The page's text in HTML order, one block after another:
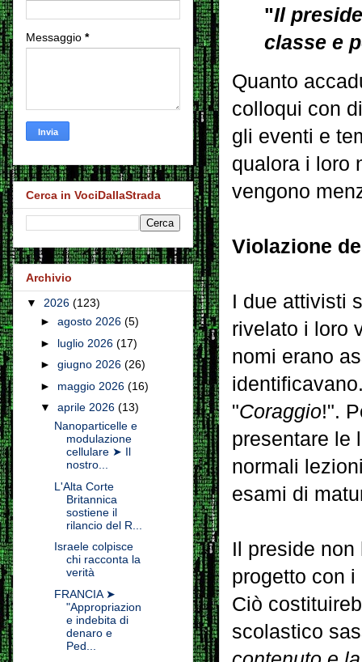
"Il
classe e
Quanto
colloqui con
gli eventi e
qualora i loro
vengono
Violazione
I due attivisti
rivelato i loro
nomi erano
"Coraggio!".
presentare le
normali
esami di
Il preside
progetto con
Ciò
scolastico
Messaggio *
Cerca in VociDallaStrada
Archivio
▼ 2026 (123)
► agosto 2026 (5)
► luglio 2026 (17)
► giugno 2026 (26)
► maggio 2026 (16)
▼ aprile 2026 (13)
Nanoparticelle e
modulazione
cellulare ➤ Il
nostro...
L'Alta Corte
Britannica
sostiene il
rilancio del R...
Israele colpisce
chi racconta la
verità
FRANCIA ➤
"Appropriazion
e indebita di
denaro e
Ped...